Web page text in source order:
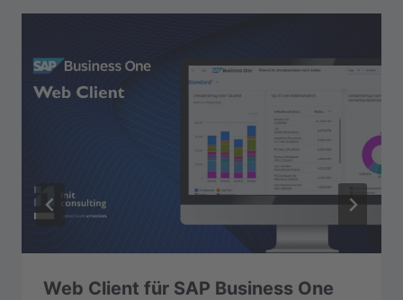
Web Client für SAP Business One